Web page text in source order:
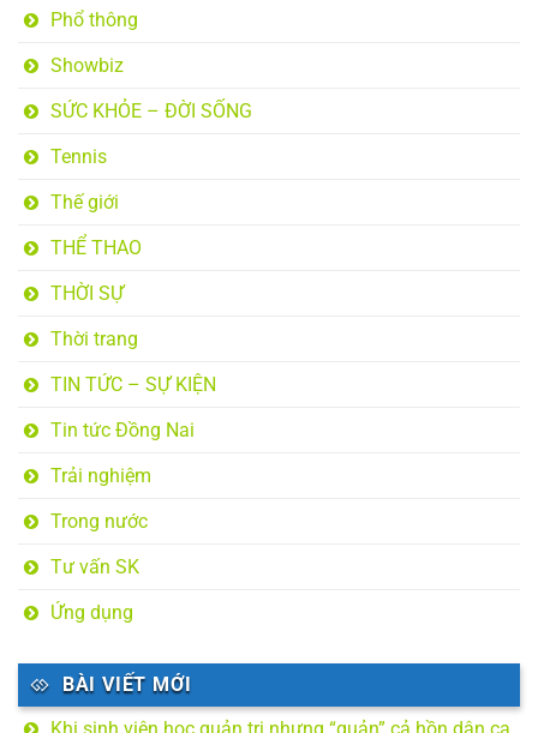
Phổ thông
Showbiz
SỨC KHỎE – ĐỜI SỐNG
Tennis
Thế giới
THỂ THAO
THỜI SỰ
Thời trang
TIN TỨC – SỰ KIỆN
Tin tức Đồng Nai
Trải nghiệm
Trong nước
Tư vấn SK
Ứng dụng
BÀI VIẾT MỚI